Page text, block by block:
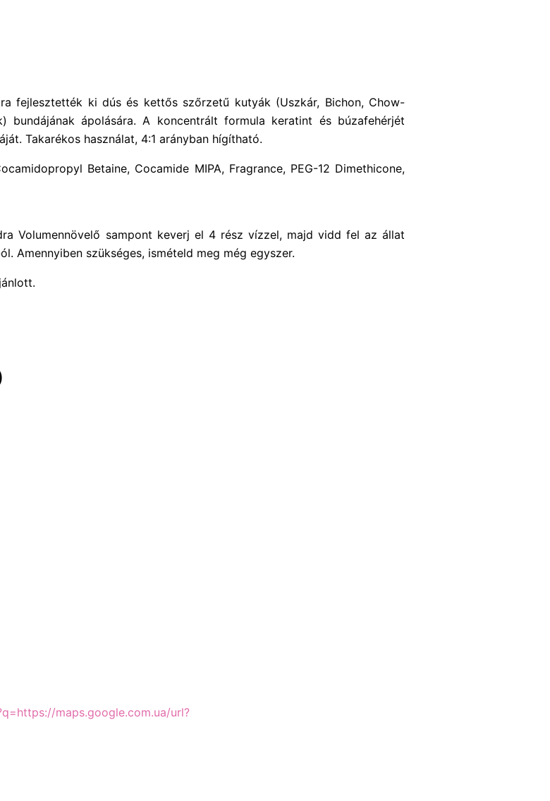
fejlesztették ki dús és kettős szőrzetű kutyák (Uszkár, Bichon, Chow-
ápolására. A koncentrált formula keratint és búzafehérjét
Takarékos használat, 4:1 arányban hígítható.
Betaine, Cocamide MIPA, Fragrance, PEG-12 Dimethicone,
Volumennövelő sampont keverj el 4 rész vízzel, majd vidd fel az állat
Amennyiben szükséges, ismételd meg még egyszer.
maps.google.com.ua/url?